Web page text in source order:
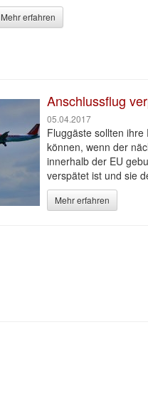
Mehr erfahren
Anschlussflug
05.04.2017
Fluggäste sollten
können, wenn der
innerhalb der EU
verspätet ist und sie
Mehr erfahren